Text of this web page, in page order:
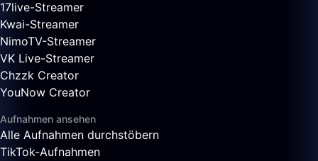
17live-Streamer
Kwai-Streamer
NimoTV-Streamer
VK Live-Streamer
Chzzk Creator
YouNow Creator
Aufnahmen ansehen
Alle Aufnahmen durchstöbern
TikTok-Aufnahmen